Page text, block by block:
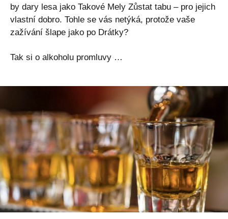
by dary lesa jako Takové Mely Zůstat tabu – pro jejich
vlastní dobro. Tohle se vás netýká, protože vaše
zažívání šlape jako po Drátky?
Tak si o alkoholu promluvy …